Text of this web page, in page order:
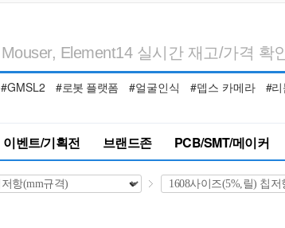
#GMSL2 #로봇 플랫폼 #얼굴인식 #뎁스 카메라 #
이벤트/기획전 브랜드존 PCB/SMT/메이커